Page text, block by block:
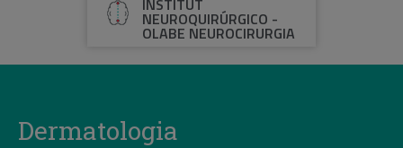
INSTITUT
NEUROQUIRÚRGICO -
OLABE NEUROCIRURGIA
Dermatologia